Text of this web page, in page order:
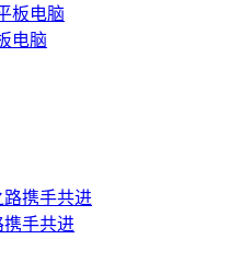
电脑
携手共进